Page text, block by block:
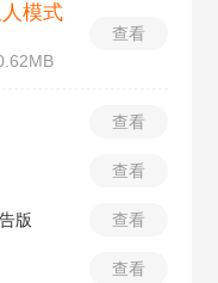
模式
查看
查看
查看
版 查看
查看